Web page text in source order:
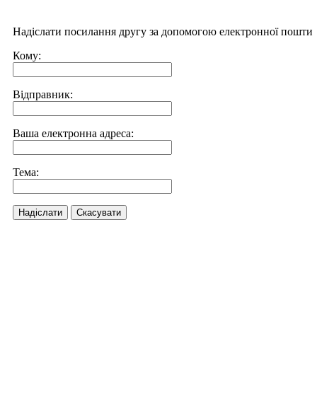
Надіслати посилання другу за допомогою електронної пошти
Кому:
Відправник:
Ваша електронна адреса:
Тема:
Надіслати Скасувати